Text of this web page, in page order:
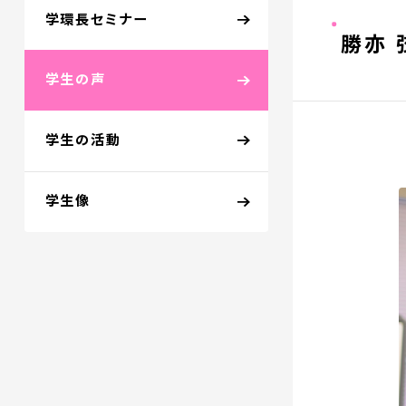
学環長セミナー
学生の声
学生の活動
学生像
勝亦